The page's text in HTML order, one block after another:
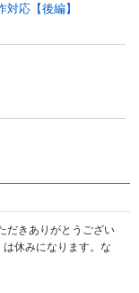
応【後編】
だきありがとうござい
休みになります。な